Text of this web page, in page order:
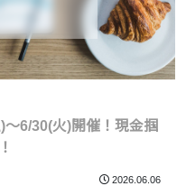
～6/30(火)開催！現金掴
2026.06.06